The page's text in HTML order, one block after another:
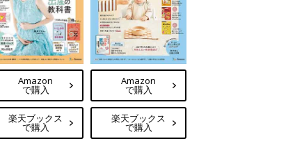
Amazon
で購入
楽天ブックス
で購入
Amazon
で購入
楽天ブックス
で購入